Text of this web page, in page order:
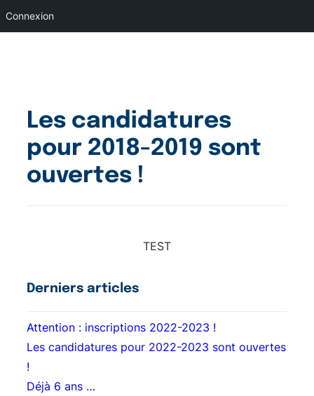
Connexion
Les candidatures
pour 2018-2019 sont
ouvertes !
TEST
Derniers articles
Attention : inscriptions 2022-2023 !
Les candidatures pour 2022-2023 sont ouvertes
!
Déjà 6 ans …